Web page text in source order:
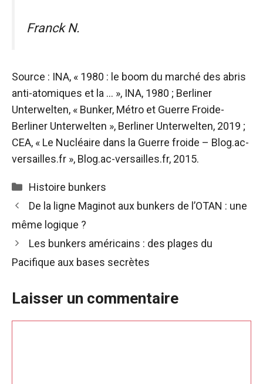
Franck N.
Source : INA, « 1980 : le boom du marché des abris
anti-atomiques et la … », INA, 1980 ; Berliner
Unterwelten, « Bunker, Métro et Guerre Froide-
Berliner Unterwelten », Berliner Unterwelten, 2019 ;
CEA, « Le Nucléaire dans la Guerre froide – Blog.ac-
versailles.fr », Blog.ac-versailles.fr, 2015.
Catégories
Histoire bunkers
De la ligne Maginot aux bunkers de l’OTAN : une
même logique ?
Les bunkers américains : des plages du
Pacifique aux bases secrètes
Laisser un commentaire